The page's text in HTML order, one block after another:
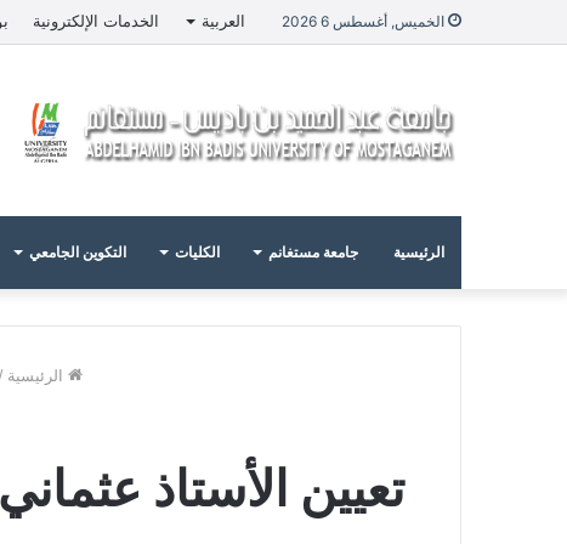
الخميس, أغسطس 6 2026 العربية الخدمات الإلكترونية
الرئيسية جامعة مستغانم الكليات التكوين الجامعي
الرئيسية /
تعيين الأستاذ